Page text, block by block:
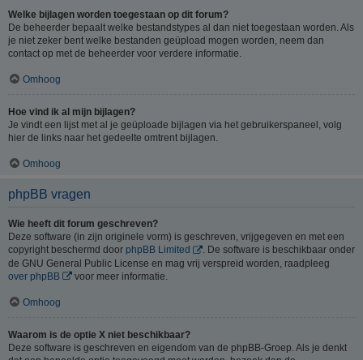
Welke bijlagen worden toegestaan op dit forum?
De beheerder bepaalt welke bestandstypes al dan niet toegestaan worden. Als
je niet zeker bent welke bestanden geüpload mogen worden, neem dan
contact op met de beheerder voor verdere informatie.
Omhoog
Hoe vind ik al mijn bijlagen?
Je vindt een lijst met al je geüploade bijlagen via het gebruikerspaneel, volg
hier de links naar het gedeelte omtrent bijlagen.
Omhoog
phpBB vragen
Wie heeft dit forum geschreven?
Deze software (in zijn originele vorm) is geschreven, vrijgegeven en met een
copyright beschermd door phpBB Limited
. De software is beschikbaar onder
de GNU General Public License en mag vrij verspreid worden, raadpleeg
over phpBB
voor meer informatie.
Omhoog
Waarom is de optie X niet beschikbaar?
Deze software is geschreven en eigendom van de phpBB-Groep. Als je denkt